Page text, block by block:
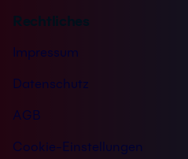
Rechtliches
Impressum
Datenschutz
AGB
Cookie-Einstellungen